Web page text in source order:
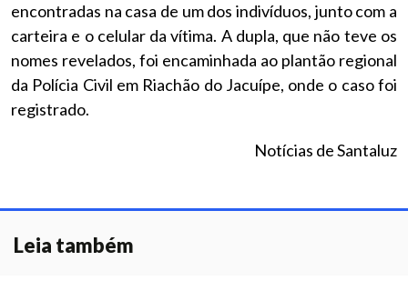
encontradas na casa de um dos indivíduos, junto com a
carteira e o celular da vítima. A dupla, que não teve os
nomes revelados, foi encaminhada ao plantão regional
da Polícia Civil em Riachão do Jacuípe, onde o caso foi
registrado.
Notícias de Santaluz
Leia também